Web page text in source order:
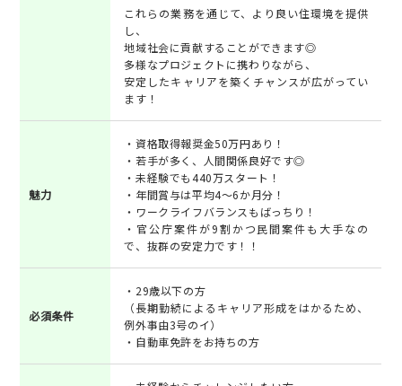
これらの業務を通じて、より良い住環境を提供
し、
地域社会に貢献することができます◎
多様なプロジェクトに携わりながら、
安定したキャリアを築くチャンスが広がってい
ます！
魅力
・資格取得報奨金50万円あり！
・若手が多く、人間関係良好です◎
・未経験でも440万スタート！
・年間賞与は平均4～6か月分！
・ワークライフバランスもばっちり！
・官公庁案件が9割かつ民間案件も大手なの
で、抜群の安定力です！！
必須条件
・29歳以下の方
（長期勤続によるキャリア形成をはかるため、
例外事由3号のイ）
・自動車免許をお持ちの方